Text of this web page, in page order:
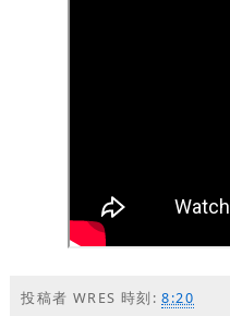
投稿者 WRES 時刻:8:20